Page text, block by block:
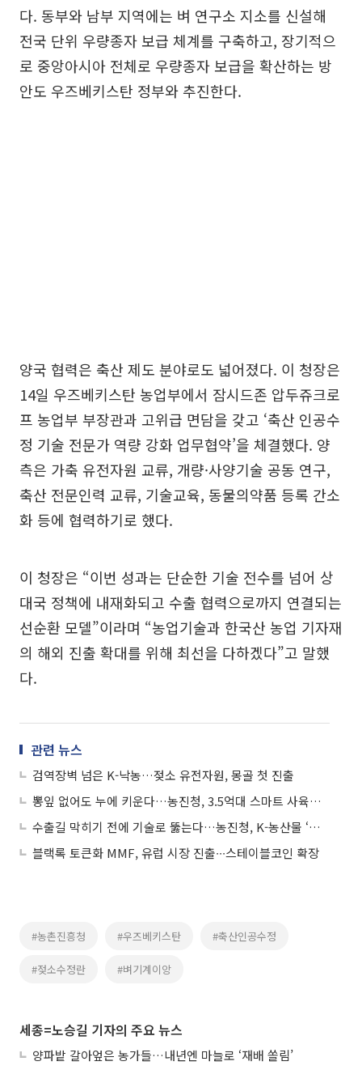
다. 동부와 남부 지역에는 벼 연구소 지소를 신설해
전국 단위 우량종자 보급 체계를 구축하고, 장기적으
로 중앙아시아 전체로 우량종자 보급을 확산하는 방
안도 우즈베키스탄 정부와 추진한다.
양국 협력은 축산 제도 분야로도 넓어졌다. 이 청장은
14일 우즈베키스탄 농업부에서 잠시드존 압두쥬크로
프 농업부 부장관과 고위급 면담을 갖고 ‘축산 인공수
정 기술 전문가 역량 강화 업무협약’을 체결했다. 양
측은 가축 유전자원 교류, 개량·사양기술 공동 연구,
축산 전문인력 교류, 기술교육, 동물의약품 등록 간소
화 등에 협력하기로 했다.
이 청장은 “이번 성과는 단순한 기술 전수를 넘어 상
대국 정책에 내재화되고 수출 협력으로까지 연결되는
선순환 모델”이라며 “농업기술과 한국산 농업 기자재
의 해외 진출 확대를 위해 최선을 다하겠다”고 말했
다.
관련 뉴스
검역장벽 넘은 K-낙농…젖소 유전자원, 몽골 첫 진출
뽕잎 없어도 누에 키운다…농진청, 3.5억대 스마트 사육시스템 개발
수출길 막히기 전에 기술로 뚫는다…농진청, K-농산물 ‘밀착 지원단’ 가동
블랙록 토큰화 MMF, 유럽 시장 진출∙∙∙스테이블코인 확장
#농촌진흥청 #우즈베키스탄 #축산인공수정
#젖소수정란 #벼기계이앙
세종=노승길 기자의 주요 뉴스
양파밭 갈아엎은 농가들…내년엔 마늘로 ‘재배 쏠림’